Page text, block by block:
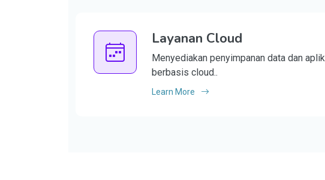
Layanan Cloud
Menyediakan penyimpanan data dan
berbasis cloud..
Learn More